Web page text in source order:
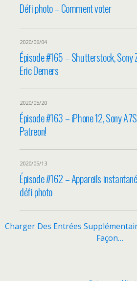
Défi photo – Comment voter
2020/06/04
Épisode #165 – Shutterstock, Sony
Eric Demers
2020/05/20
Épisode #163 – iPhone 12, Sony
Patreon!
2020/05/13
Épisode #162 – Appareils
défi photo
Charger Des Entrées
Façon…